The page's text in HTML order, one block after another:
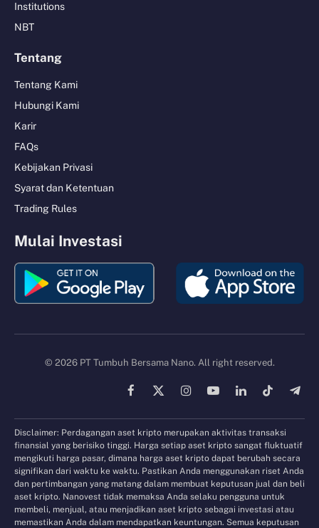
Institutions
NBT
Tentang
Tentang Kami
Hubungi Kami
Karir
FAQs
Kebijakan Privasi
Syarat dan Ketentuan
Trading Rules
Mulai Investasi
© 2026 PT Tumbuh Bersama Nano. All right reserved.
Facebook
X
InstagramYouTubeLinkedInTikTok
Disclaimer: Perdagangan aset kripto merupakan aktivitas transaksi
finansial yang berisiko tinggi. Harga setiap aset kripto sangat fluktuatif
mengikuti harga pasar, dimana harga aset kripto dapat berubah secara
signifikan dari waktu ke waktu. Pastikan Anda menggunakan riset Anda
dan pertimbangan yang matang dalam membuat keputusan jual dan beli
aset kripto. Nanovest tidak memaksa Anda selaku pengguna untuk
membeli, menjual, atau menjadikan aset kripto sebagai investasi atau
memastikan Anda dalam mendapatkan keuntungan. Semua keputusan